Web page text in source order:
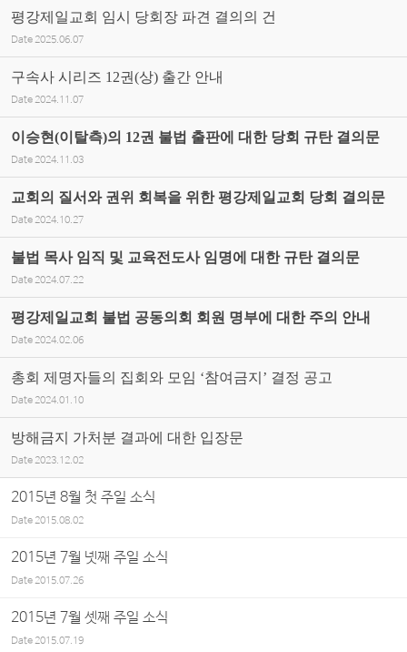
평강제일교회 임시 당회장 파견 결의의 건
Date 2025.06.07
구속사 시리즈 12권(상) 출간 안내
Date 2024.11.07
이승현(이탈측)의 12권 불법 출판에 대한 당회 규탄 결의문
Date 2024.11.03
교회의 질서와 권위 회복을 위한 평강제일교회 당회 결의문
Date 2024.10.27
불법 목사 임직 및 교육전도사 임명에 대한 규탄 결의문
Date 2024.07.22
평강제일교회 불법 공동의회 회원 명부에 대한 주의 안내
Date 2024.02.06
총회 제명자들의 집회와 모임 ‘참여금지’ 결정 공고
Date 2024.01.10
방해금지 가처분 결과에 대한 입장문
Date 2023.12.02
2015년 8월 첫 주일 소식
Date2015.08.02
2015년 7월 넷째 주일 소식
Date2015.07.26
2015년 7월 셋째 주일 소식
Date2015.07.19